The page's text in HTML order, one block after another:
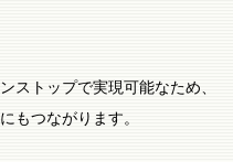
ストップで実現可能なため、
もつながります。